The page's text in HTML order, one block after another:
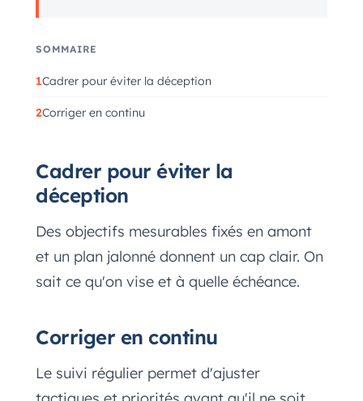
SOMMAIRE
Cadrer pour éviter la déception
Corriger en continu
Cadrer pour éviter la
déception
Des objectifs mesurables fixés en amont
et un plan jalonné donnent un cap clair. On
sait ce qu'on vise et à quelle échéance.
Corriger en continu
Le suivi régulier permet d'ajuster